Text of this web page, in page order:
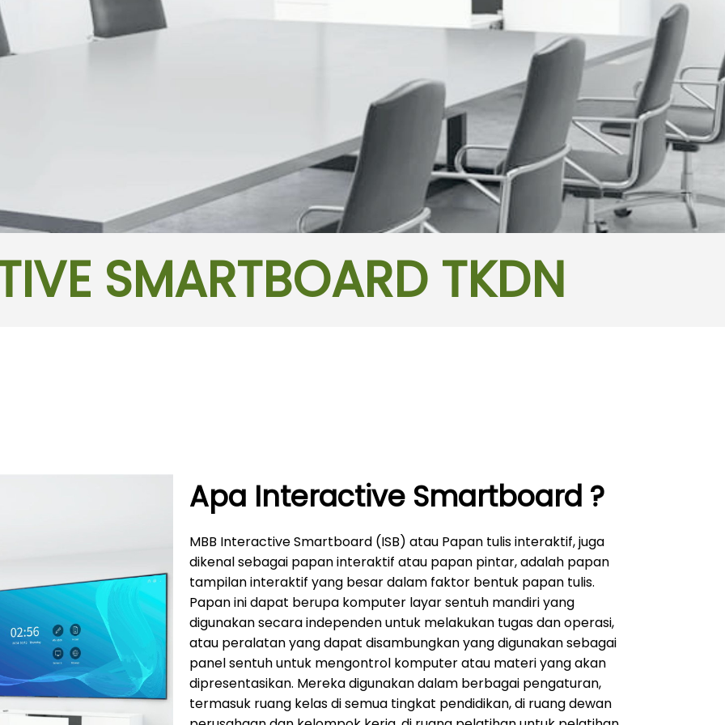
SMARTBOARD TKDN
Apa Interactive Smartboard ?
MBB Interactive Smartboard (ISB) atau Papan tulis interaktif, juga
dikenal sebagai papan interaktif atau papan pintar, adalah papan
tampilan interaktif yang besar dalam faktor bentuk papan tulis.
Papan ini dapat berupa komputer layar sentuh mandiri yang
digunakan secara independen untuk melakukan tugas dan operasi,
atau peralatan yang dapat disambungkan yang digunakan sebagai
panel sentuh untuk mengontrol komputer atau materi yang akan
dipresentasikan. Mereka digunakan dalam berbagai pengaturan,
termasuk ruang kelas di semua tingkat pendidikan, di ruang dewan